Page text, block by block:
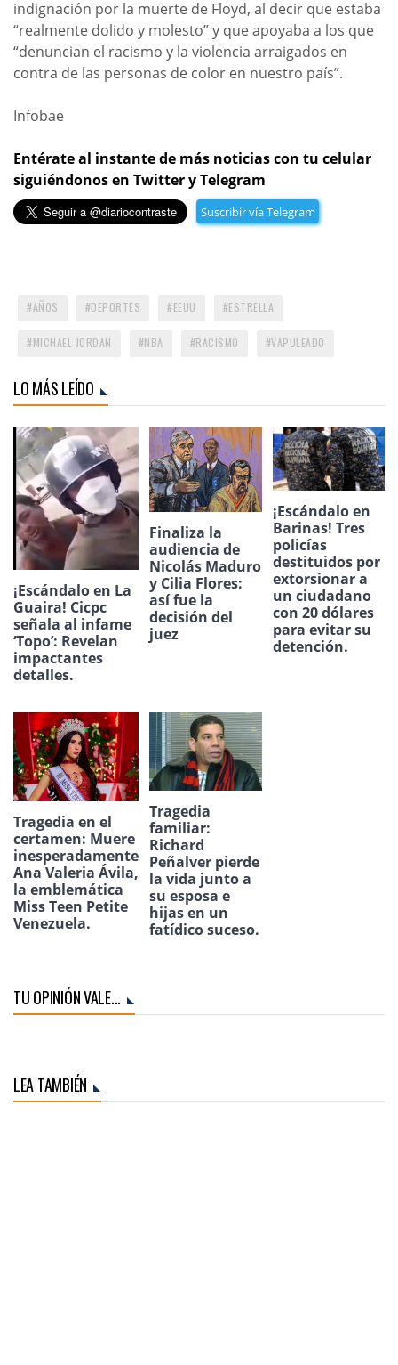
indignación por la muerte de Floyd, al decir que estaba
“realmente dolido y molesto” y que apoyaba a los que
“denuncian el racismo y la violencia arraigados en
contra de las personas de color en nuestro país”.
Infobae
Entérate al instante de más noticias con tu celular
siguiéndonos en Twitter y Telegram
Suscribir vía Telegram
AÑOS DEPORTES EEUU ESTRELLA
MICHAEL JORDAN NBA RACISMO VAPULEADO
LO MÁS LEÍDO
¡Escándalo en La
Guaira! Cicpc
señala al infame
‘Topo’: Revelan
impactantes
detalles.
Finaliza la
audiencia de
Nicolás Maduro
y Cilia Flores:
así fue la
decisión del
juez
¡Escándalo en
Barinas! Tres
policías
destituidos por
extorsionar a
un ciudadano
con 20 dólares
para evitar su
detención.
Tragedia en el
certamen: Muere
inesperadamente
Ana Valeria Ávila,
la emblemática
Miss Teen Petite
Venezuela.
Tragedia
familiar:
Richard
Peñalver pierde
la vida junto a
su esposa e
hijas en un
fatídico suceso.
TU OPINIÓN VALE...
LEA TAMBIÉN